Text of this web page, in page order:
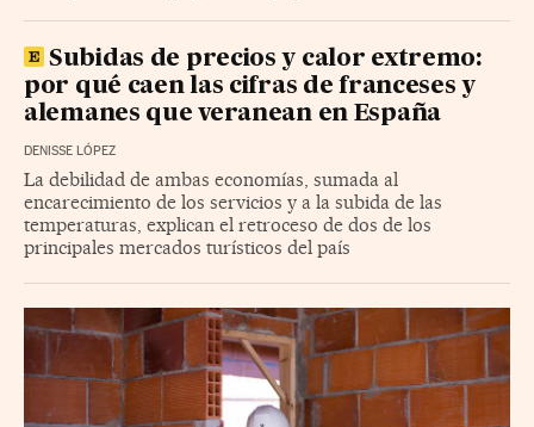
Subidas de precios y calor extremo:
por qué caen las cifras de franceses y
alemanes que veranean en España
DENISSE LÓPEZ
La debilidad de ambas economías, sumada al
encarecimiento de los servicios y a la subida de las
temperaturas, explican el retroceso de dos de los
principales mercados turísticos del país